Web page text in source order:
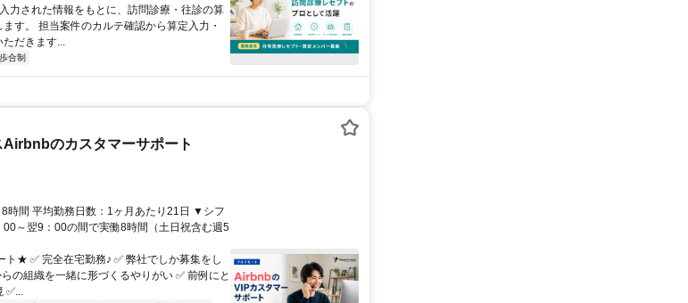
力された情報をもとに、訪問診療・往診の算
す。 担当案件のカルテ確認から算定入力・
だきます...
合制
のカスタマーサポート
時間 平均勤務日数：1ヶ月あたり21日 ▼シフ
00～翌9：00の間で実働8時間（土日祝含む週5
★ ✅ 完全在宅勤務♪ ✅ 弊社でしか募集をし
の組織を一緒に形づくるやりがい ✅ 前例にと
✅...